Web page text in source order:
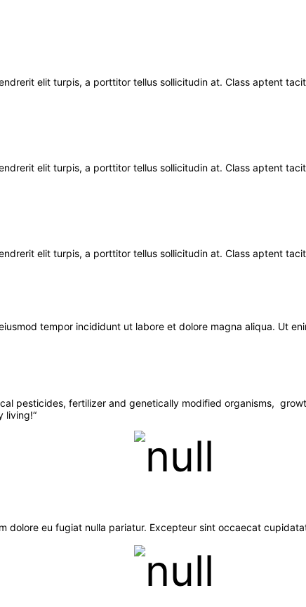
elit turpis, a porttitor tellus sollicitudin at. Class aptent
elit turpis, a porttitor tellus sollicitudin at. Class aptent
elit turpis, a porttitor tellus sollicitudin at. Class aptent
tempor incididunt ut labore et dolore magna aliqua. Ut
pesticides, fertilizer and genetically modified organisms,
living!“
dolore eu fugiat nulla pariatur. Excepteur sint occaecat